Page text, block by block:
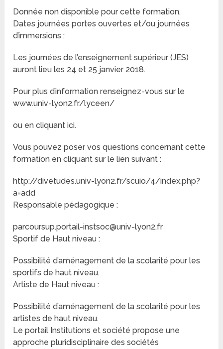
Donnée non disponible pour cette formation.
Dates journées portes ouvertes et/ou journées
d’immersions :
Les journées de l’enseignement supérieur (JES)
auront lieu les 24 et 25 janvier 2018.
Pour plus d’information renseignez-vous sur le
www.univ-lyon2.fr/lyceen/
ou en cliquant ici.
Vous pouvez poser vos questions concernant cette
formation en cliquant sur le lien suivant :
http://divetudes.univ-lyon2.fr/scuio/4/index.php?
a=add
Responsable pédagogique :
parcoursup.portail-instsoc@univ-lyon2.fr
Sportif de Haut niveau :
Possibilité d’aménagement de la scolarité pour les
sportifs de haut niveau.
Artiste de Haut niveau :
Possibilité d’aménagement de la scolarité pour les
artistes de haut niveau.
Le portail Institutions et société propose une
approche pluridisciplinaire des sociétés